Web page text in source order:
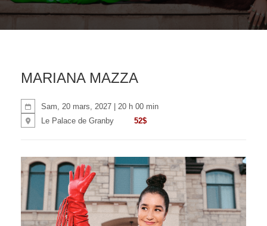
MARIANA MAZZA
Sam, 20 mars, 2027 | 20 h 00 min
Le Palace de Granby
52$